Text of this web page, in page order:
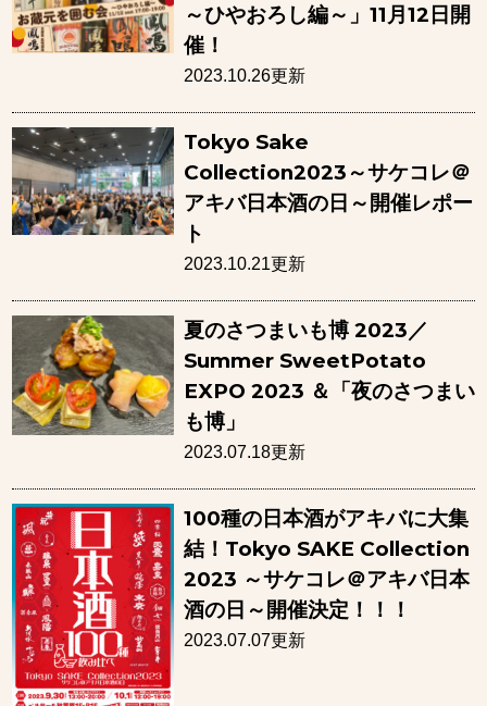
～ひやおろし編～」11月12日開
催！
2023.10.26更新
Tokyo Sake
Collection2023～サケコレ＠
アキバ日本酒の日～開催レポー
ト
2023.10.21更新
夏のさつまいも博 2023／
Summer SweetPotato
EXPO 2023 ＆「夜のさつまい
も博」
2023.07.18更新
100種の日本酒がアキバに大集
結！Tokyo SAKE Collection
2023 ～サケコレ＠アキバ日本
酒の日～開催決定！！！
2023.07.07更新